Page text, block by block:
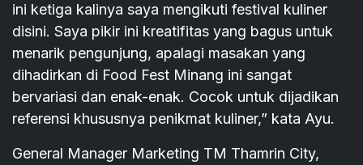
ini ketiga kalinya saya mengikuti festival kuliner
disini. Saya pikir ini kreatifitas yang bagus untuk
menarik pengunjung, apalagi masakan yang
dihadirkan di Food Fest Minang ini sangat
bervariasi dan enak-enak. Cocok untuk dijadikan
referensi khususnya penikmat kuliner,” kata Ayu.
General Manager Marketing TM Thamrin City,